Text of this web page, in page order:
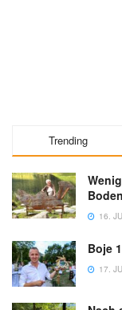
Trending
16.
Boje
17.